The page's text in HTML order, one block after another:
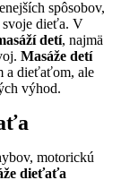
spôsobov,
svoje dieťa. V
detí, najmä
Masáže detí
a dieťaťom, ale
výhod.
motorickú
dieťaťa